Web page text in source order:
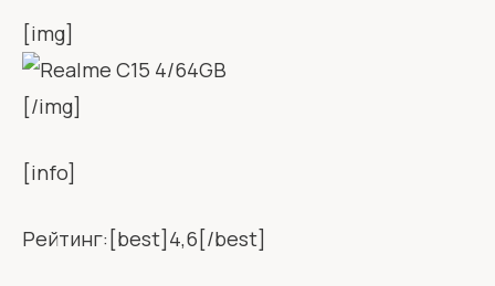
[img]
[/img]
[info]
Рейтинг:[best]4,6[/best]